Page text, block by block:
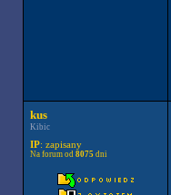
kus
Kibic
IP: zapisany
Na forum od 8075 dni